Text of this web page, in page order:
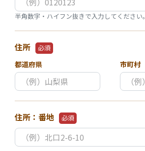
半角数字・ハイフン抜きで入力してください。
住所 必須
都道府県 市町村
住所：番地 必須